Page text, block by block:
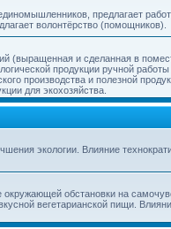
предлагает
волонтёрство (помощников).
(выращенная и сделанная в
продукции ручной
производства и полезной
для экохозяйства.
экологии. Влияние
обстановки на
вегетарианской пищи.